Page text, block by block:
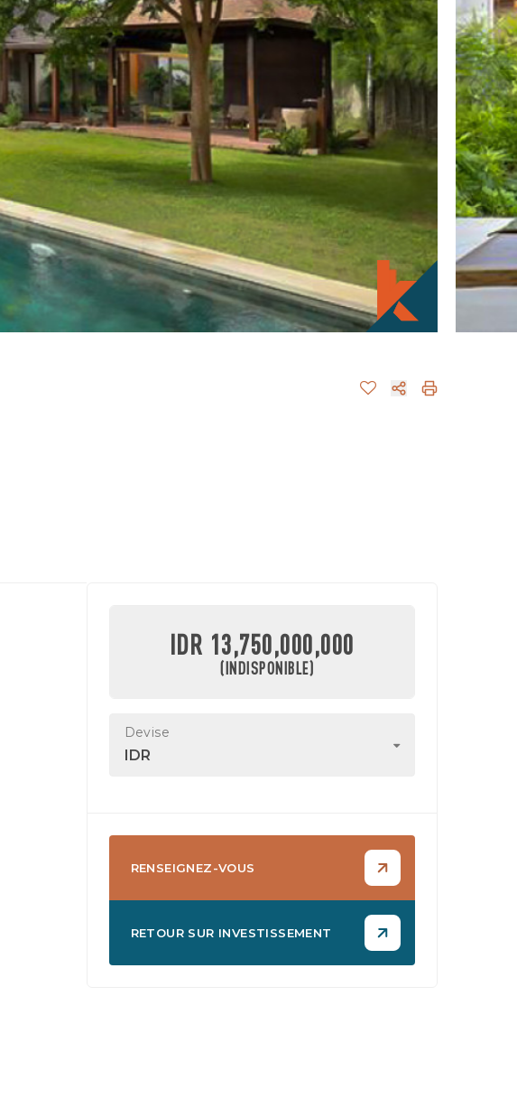
IDR 13,750,000,000
(INDISPONIBLE)
Devise
IDR
RENSEIGNEZ-VOUS
RETOUR SUR INVESTISSEMENT